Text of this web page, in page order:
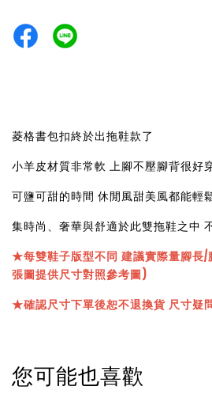
菱格書包扣終於出拖鞋款了
小羊皮材質非常軟 上腳不壓腳背很好
可鹽可甜的時間 休閒風甜美風都能輕
集時尚、奢華與舒適於此雙拖鞋之中
★每雙鞋子版型不同 建議實際量腳長
張圖提供尺寸對照參考圖)
★確認尺寸下單後恕不退換貨 尺寸疑
您可能也喜歡